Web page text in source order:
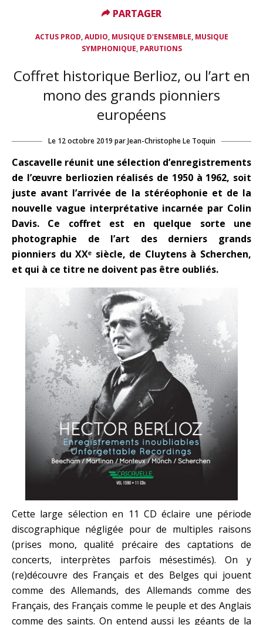
ACTUS PROD,AUDIO, MUSIQUE D'ENSEMBLE, MUSIQUE
SYMPHONIQUE, PARUTIONS
Coffret historique Berlioz, ou l’art en
mono des grands pionniers
européens
Le 12 octobre 2019 par Jean-Christophe Le Toquin
Cascavelle réunit une sélection d’enregistrements
de l’œuvre berliozien réalisés de 1950 à 1962, soit
juste avant l’arrivée de la stéréophonie et de la
nouvelle vague interprétative incarnée par Colin
Davis. Ce coffret est en quelque sorte une
photographie de l’art des derniers grands
pionniers du XXᵉ siècle, de Cluytens à Scherchen,
et qui à ce titre ne doivent pas être oubliés.
Cette large sélection en 11 CD éclaire une période
discographique négligée pour de multiples raisons
(prises mono, qualité précaire des captations de
concerts, interprètes parfois mésestimés). On y
(re)découvre des Français et des Belges qui jouent
comme des Allemands, des Allemands comme des
Français, des Français comme le peuple et des Anglais
comme des saints. On entend aussi les géants de la
PARTAGER
PARTAGER